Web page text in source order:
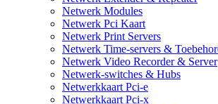
Netwerk Modules
Netwerk Pci Kaart
Netwerk Print Servers
Netwerk Time-servers &
Netwerk Video Recorder & Server
Netwerk-switches & Hubs
Netwerkkaart Pci-e
Netwerkkaart Pci-x